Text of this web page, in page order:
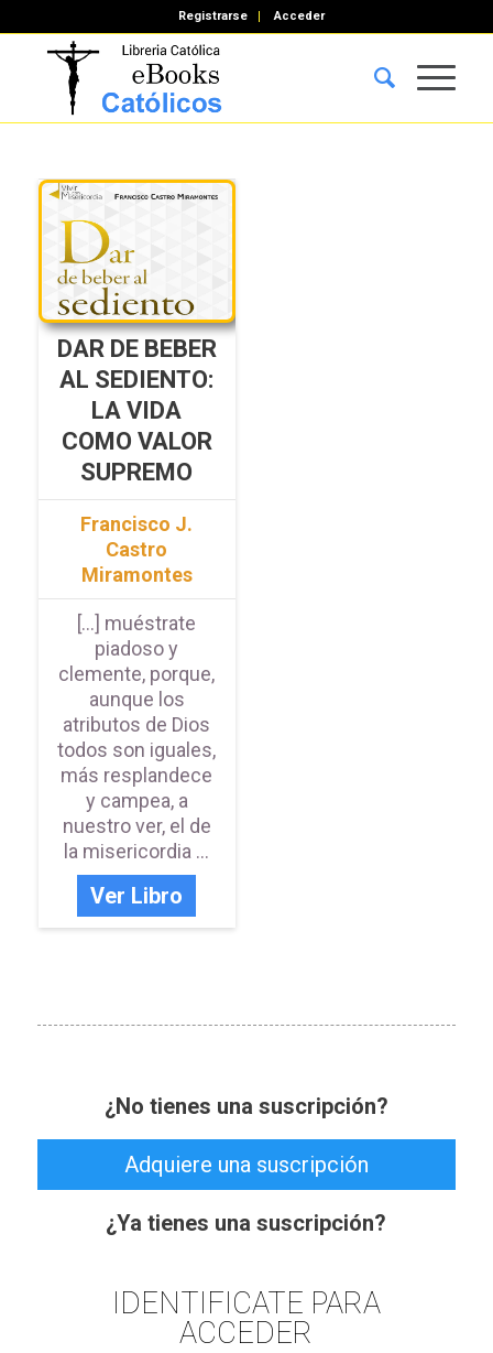
Registrarse Acceder
DAR DE BEBER
AL SEDIENTO:
LA VIDA
COMO VALOR
SUPREMO
Francisco J.
Castro
Miramontes
[...] muéstrate
piadoso y
clemente, porque,
aunque los
atributos de Dios
todos son iguales,
más resplandece
y campea, a
nuestro ver, el de
la misericordia ...
Ver Libro
¿No tienes una suscripción?
Adquiere una suscripción
¿Ya tienes una suscripción?
IDENTIFICATE PARA
ACCEDER